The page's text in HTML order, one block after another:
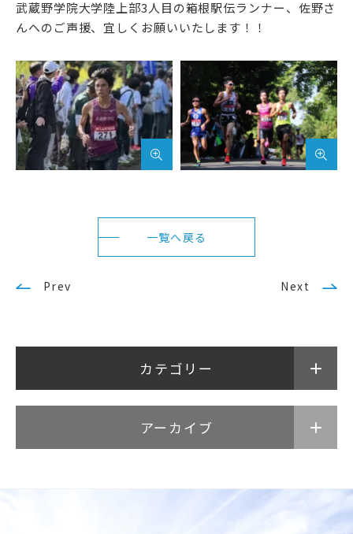
公式SNSアカウント
武蔵野学院
武蔵野学院大学大学院
武蔵野学院大学
武蔵野短期大学
附属幼稚園・保育園
武蔵野学院大学陸上部3人目の箱根駅伝ランナー、佐野さ
んへのご声援、宜しくお願いいたします！！
Prev
一覧へ戻る
Next
カテゴリー
アーカイブ